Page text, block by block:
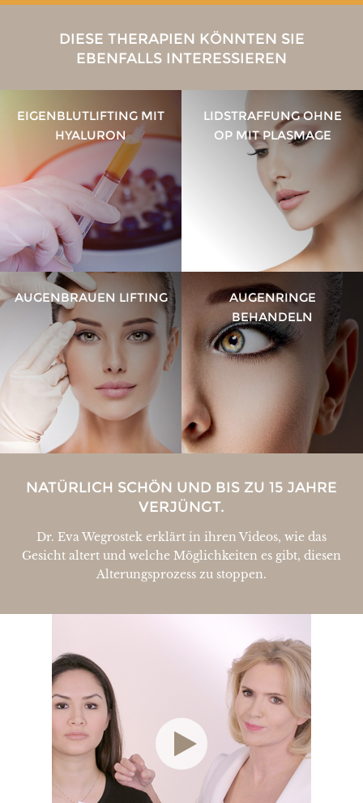
DIESE THERAPIEN KÖNNTEN SIE
EBENFALLS INTERESSIEREN
EIGENBLUTLIFTING MIT
HYALURON
LIDSTRAFFUNG OHNE
OP MIT PLASMAGE
AUGENBRAUEN LIFTING
AUGENRINGE
BEHANDELN
NATÜRLICH SCHÖN UND BIS ZU 15 JAHRE
VERJÜNGT.
Dr. Eva Wegrostek erklärt in ihren Videos, wie das
Gesicht altert und welche Möglichkeiten es gibt, diesen
Alterungsprozess zu stoppen.